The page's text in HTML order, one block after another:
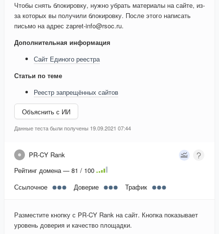
Чтобы снять блокировку, нужно убрать материалы на сайте, из-
за которых вы получили блокировку. После этого написать
письмо на адрес zapret-info@rsoc.ru.
Дополнительная информация
Сайт Единого реестра
Статьи по теме
Реестр запрещённых сайтов
Объяснить с ИИ
Данные теста были получены 19.09.2021 07:44
PR-CY Rank
Рейтинг домена — 81 / 100
Ссылочное
Доверие Трафик
Разместите кнопку с PR-CY Rank на сайт. Кнопка показывает
уровень доверия и качество площадки.